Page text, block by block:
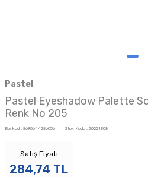
Pastel
Pastel Eyeshadow Palette
Renk No 205
Barkod : 8690644286056 Stok Kodu : 20221308
Satış Fiyatı
284,74 TL